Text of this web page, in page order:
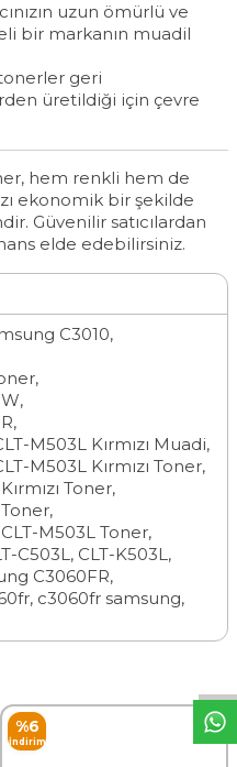
W
h
t
s
a
p
p
D
e
s
t
e
H
a
t
t
uzun ömürlü ve
bir markanın muadil
geri
üretildiği için çevre
hem renkli hem de
ekonomik bir şekilde
Güvenilir satıcılardan
elde edebilirsiniz.
C3010,
,
,
,
M503L Kırmızı Muadi,
M503L Kırmızı Toner,
Toner,
,
CLT-M503L Toner,
C503L, CLT-K503L,
C3060FR,
, c3060fr samsung,
%6
İndirim